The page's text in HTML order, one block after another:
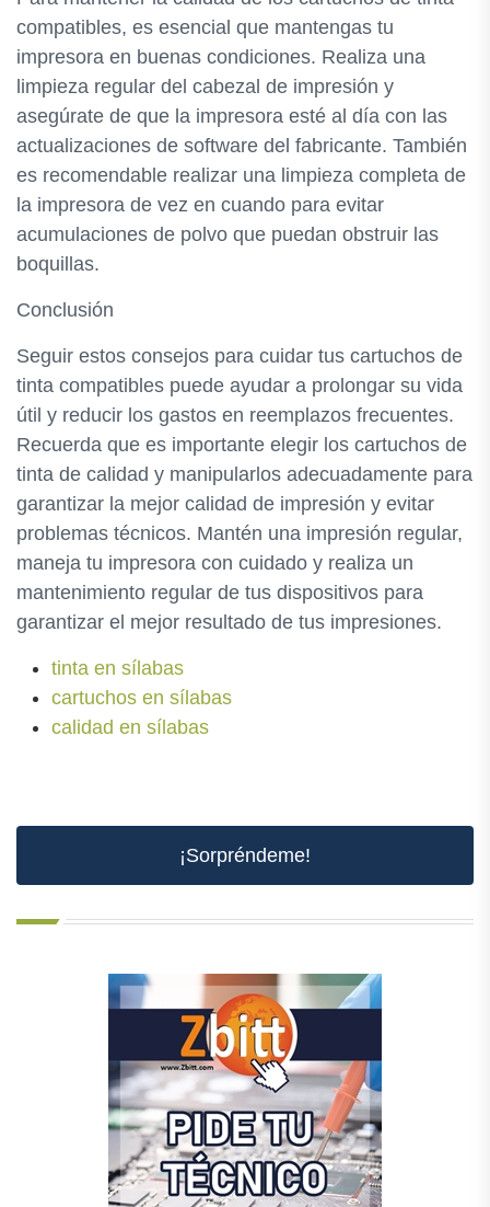
compatibles, es esencial que mantengas tu
impresora en buenas condiciones. Realiza una
limpieza regular del cabezal de impresión y
asegúrate de que la impresora esté al día con las
actualizaciones de software del fabricante. También
es recomendable realizar una limpieza completa de
la impresora de vez en cuando para evitar
acumulaciones de polvo que puedan obstruir las
boquillas.
Conclusión
Seguir estos consejos para cuidar tus cartuchos de
tinta compatibles puede ayudar a prolongar su vida
útil y reducir los gastos en reemplazos frecuentes.
Recuerda que es importante elegir los cartuchos de
tinta de calidad y manipularlos adecuadamente para
garantizar la mejor calidad de impresión y evitar
problemas técnicos. Mantén una impresión regular,
maneja tu impresora con cuidado y realiza un
mantenimiento regular de tus dispositivos para
garantizar el mejor resultado de tus impresiones.
tinta en sílabas
cartuchos en sílabas
calidad en sílabas
¡Sorpréndeme!